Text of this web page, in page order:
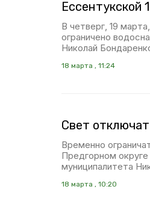
Ессентукской
В четверг, 19
ограничено
Николай
18 марта , 11:24
Свет
Временно
Предгорном
муниципалитета
18 марта , 10:20